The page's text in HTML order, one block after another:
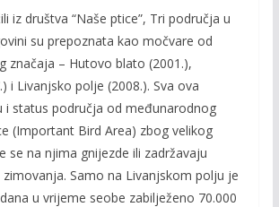
iz društva “Naše ptice”, Tri područja u
su prepoznata kao močvare od
značaja – Hutovo blato (2001.),
i Livanjsko polje (2008.). Sva ova
i status područja od međunarodnog
(Important Bird Area) zbog velikog
se na njima gnijezde ili zadržavaju
Samo na Livanjskom polju je
u vrijeme seobe zabilježeno 70.000